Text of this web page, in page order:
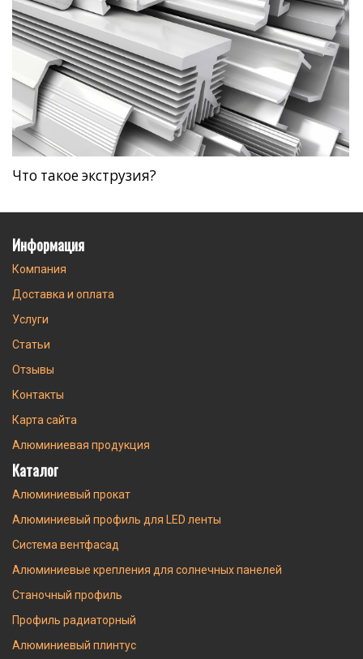
Что такое экструзия?
Информация
Компания
Доставка и оплата
Услуги
Статьи
Отзывы
Контакты
Карта сайта
Алюминиевая продукция
Каталог
Алюминиевый прокат
Алюминиевый профиль для LED ленты
Система вентфасад
Алюминиевые крепления для солнечных панелей
Станочный профиль
Профиль радиаторный
Алюминиевый плинтус